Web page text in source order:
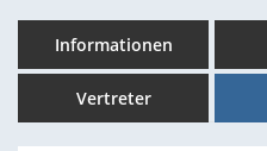
Informationen
Vertreter